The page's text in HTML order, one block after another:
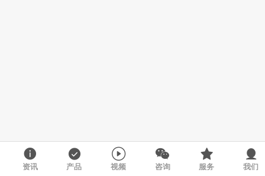
资讯 产品 视频 咨询 服务 我们